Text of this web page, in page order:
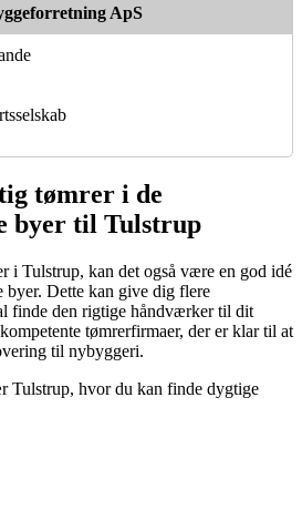
ApS
tømrer i de
byer til Tulstrup
i Tulstrup, kan det også være en god idé
Dette kan give dig flere
finde den rigtige håndværker til dit
tømrerfirmaer, der er klar til at
til nybyggeri.
Tulstrup, hvor du kan finde dygtige